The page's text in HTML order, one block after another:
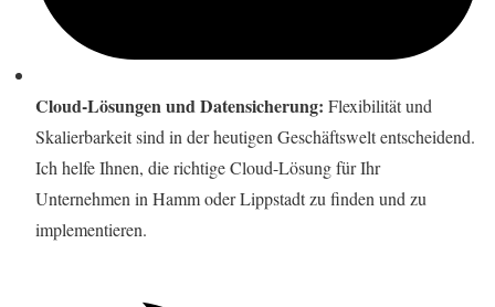
Cloud-Lösungen und Datensicherung: Flexibilität und
Skalierbarkeit sind in der heutigen Geschäftswelt entscheidend.
Ich helfe Ihnen, die richtige Cloud-Lösung für Ihr
Unternehmen in Hamm oder Lippstadt zu finden und zu
implementieren.